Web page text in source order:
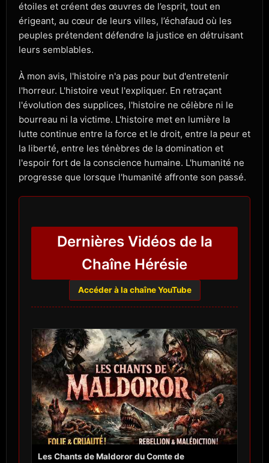
étoiles et créent des œuvres de l’esprit, tout en
érigeant, au cœur de leurs villes, l’échafaud où les
peuples prétendent défendre la justice en détruisant
leurs semblables.
À mon avis, l'histoire n'a pas pour but d'entretenir
l'horreur. L'histoire veut l'expliquer. En retraçant
l'évolution des supplices, l'histoire ne célèbre ni le
bourreau ni la victime. L'histoire met en lumière la
lutte continue entre la force et le droit, entre la peur et
la liberté, entre les ténèbres de la domination et
l'espoir fort de la conscience humaine. L'humanité ne
progresse que lorsque l'humanité affronte son passé.
Dernières Vidéos de la
Chaîne Hérésie
Accéder à la chaîne YouTube
Les Chants de Maldoror du Comte de